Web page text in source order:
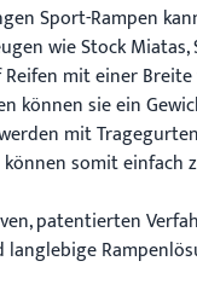
Sport-Rampen
wie Stock Miatas,
mit einer
können sie ein
mit
somit
patentierten